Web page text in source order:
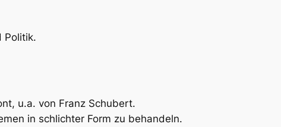
Politik.
u.a. von Franz Schubert.
in schlichter Form zu behandeln.